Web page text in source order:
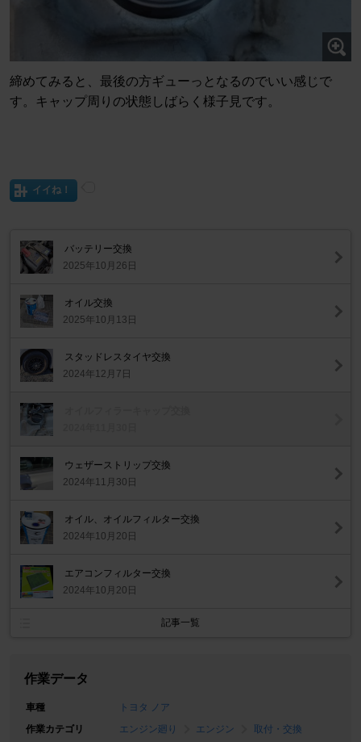
締めてみると、最後の方ギューっとなるのでいい感じで
す。キャップ周りの状態しばらく様子見です。
イイね！
バッテリー交換
2025年10月26日
オイル交換
2025年10月13日
スタッドレスタイヤ交換
2024年12月7日
ウェザーストリップ交換
2024年11月30日
オイル、オイルフィルター交換
2024年10月20日
エアコンフィルター交換
2024年10月20日
記事一覧
作業データ
車種
トヨタ ノア
作業カテゴリ
エンジン廻り エンジン
取付・交換